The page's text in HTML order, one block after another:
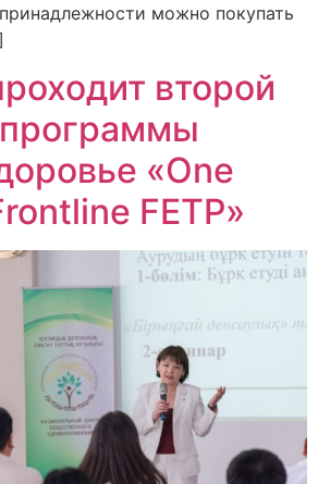
можно покупать
второй
«One
FETP»